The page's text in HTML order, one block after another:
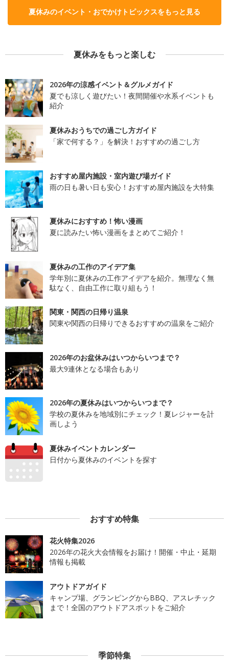
夏休みのイベント・おでかけトピックスをもっと見る
夏休みをもっと楽しむ
2026年の涼感イベント＆グルメガイド
夏でも涼しく遊びたい！夜間開催や水系イベントも
紹介
夏休みおうちでの過ごし方ガイド
「家で何する？」を解決！おすすめの過ごし方
おすすめ屋内施設・室内遊び場ガイド
雨の日も暑い日も安心！おすすめ屋内施設を大特集
夏休みにおすすめ！怖い漫画
夏に読みたい怖い漫画をまとめてご紹介！
夏休みの工作のアイデア集
学年別に夏休みの工作アイデアを紹介。無理なく無
駄なく、自由工作に取り組もう！
関東・関西の日帰り温泉
関東や関西の日帰りできるおすすめの温泉をご紹介
2026年のお盆休みはいつからいつまで？
最大9連休となる場合もあり
2026年の夏休みはいつからいつまで？
学校の夏休みを地域別にチェック！夏レジャーを計
画しよう
夏休みイベントカレンダー
日付から夏休みのイベントを探す
おすすめ特集
花火特集2026
2026年の花火大会情報をお届け！開催・中止・延期
情報も掲載
アウトドアガイド
キャンプ場、グランピングからBBQ、アスレチック
まで！全国のアウトドアスポットをご紹介
季節特集